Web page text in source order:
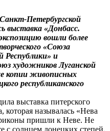
Петербургской
выставка «Донбасс.
вошли более
«Союза
Республики» и
художников Луганской
копии живописных
республиканского
выставка питерского
называлась «Нева
пришли к Неве. Не
с солнцем донецких степей,